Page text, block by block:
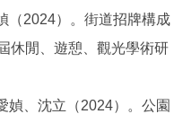
（2024）。街道招牌構成
休閒、遊憩、觀光學術研
媜、沈立（2024）。公園